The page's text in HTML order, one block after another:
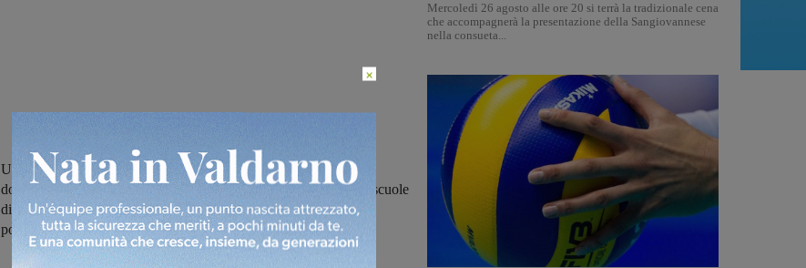
Una vera e propria “Guida ai montevarchini illustri”, con tanto di
documentazioni e illustrazioni: è stata realizzata dai ragazzi delle scuole
di Montevarchi insieme alla cooperativa ItineraCerta. Sabato
pomeriggio la presentazione alla Ginestra
Mercoledì 26 agosto alle ore 20 si terrà la tradizionale cena
che accompagnerà la presentazione della Sangiovannese
nella consueta...
×